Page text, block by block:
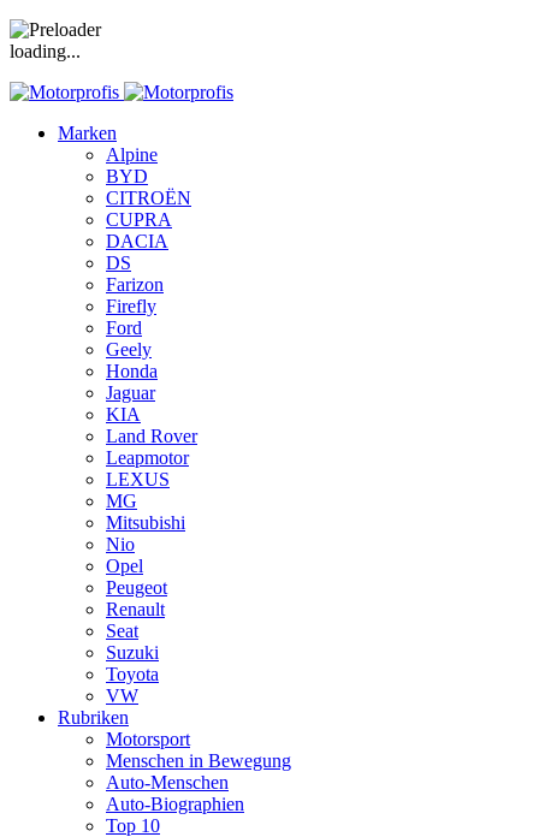
loading...
Marken
Alpine
BYD
CITROËN
CUPRA
DACIA
DS
Farizon
Firefly
Ford
Geely
Honda
Jaguar
KIA
Land Rover
Leapmotor
LEXUS
MG
Mitsubishi
Nio
Opel
Peugeot
Renault
Seat
Suzuki
Toyota
VW
Rubriken
Motorsport
Menschen in Bewegung
Auto-Menschen
Auto-Biographien
Top 10